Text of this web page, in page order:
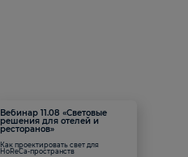
Вебинар 11.08 «Световые
решения для отелей и
ресторанов»
Как проектировать свет для
HoReCa-пространств